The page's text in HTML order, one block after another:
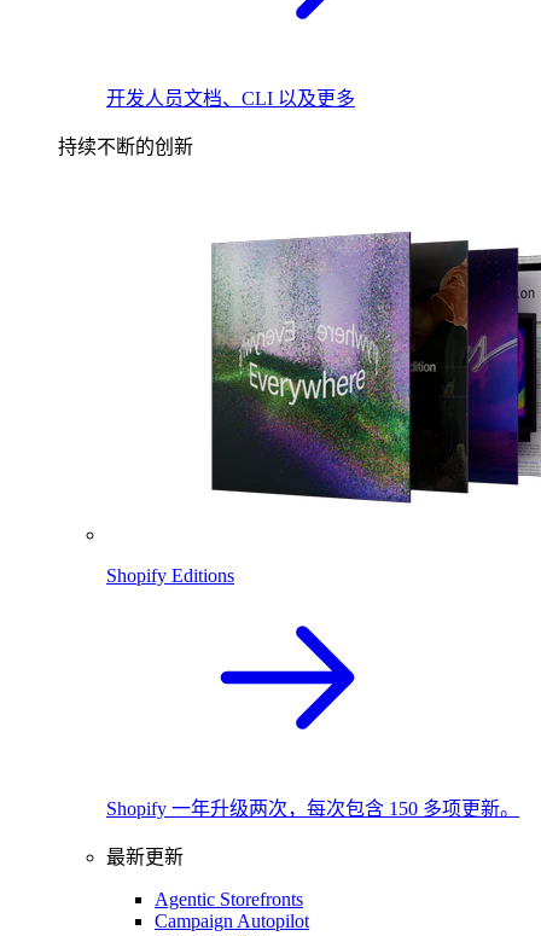
开发人员文档、CLI 以及更多
持续不断的创新
Shopify Editions
Shopify 一年升级两次，每次包含 150 多项更新。
最新更新
Agentic Storefronts
Campaign Autopilot